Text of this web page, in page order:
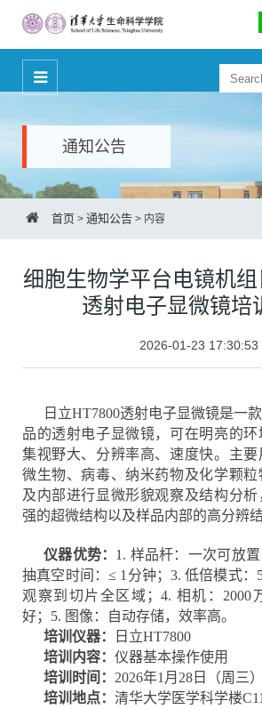
通知公告
首页 > 通知公告 > 内容
细胞生物学平台电镜机
透射电子显微镜培
2026-01-23 17:30:53
日立HT7800透射电子显微镜是一
品的透射电子显微镜，可在明亮的
集视野大、分辨率高、速度快。主要
微生物、病毒、纳米药物及化学颗
及内部进行显微形貌观察及结构分
强的超微结构以及样品内部的高分辨结
仪器优势： 1. 样品杆：一次可放
抽真空时间：≤ 1分钟；3. 低倍模式：
观察到切片全区域；4. 相机：2000
好；5. 图像：自动存储，效率高。
培训仪器：
日立HT7800
培训内容： 仪器基本操作使用
培训时间： 2026年1月28日（周三
培训地点： 清华大学医学科学楼